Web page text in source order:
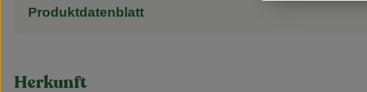
Produktdatenblatt
Herkunft